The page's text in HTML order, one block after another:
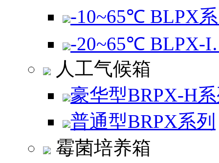
-10~65℃ BLPX
-20~65℃ BLPX-
人工气候箱
豪华型BRPX-H
普通型BRPX系列
霉菌培养箱